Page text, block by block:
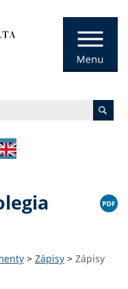
> Zápisy > Zápisy